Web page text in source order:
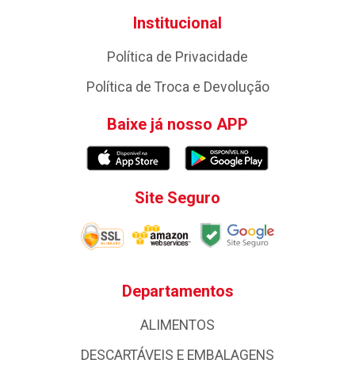
Institucional
Política de Privacidade
Política de Troca e Devolução
Baixe já nosso APP
Site Seguro
Departamentos
ALIMENTOS
DESCARTÁVEIS E EMBALAGENS